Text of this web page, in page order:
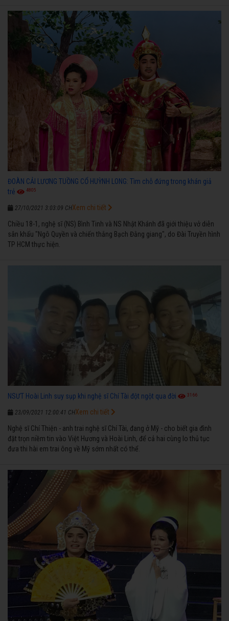
ĐOÀN CẢI LƯƠNG TUỒNG CỔ HUỲNH LONG: Tìm chỗ đứng trong khán giả
trẻ
4805
27/10/2021 3:03:09 CH
Chiều 18-1, nghệ sĩ (NS) Bình Tinh và NS Nhật Khánh đã giới thiệu vở diễn
sân khấu "Ngô Quyền và chiến thắng Bạch Đằng giang", do Đài Truyền hình
TP HCM thực hiện.
Xem chi tiết
NSƯT Hoài Linh suy sụp khi nghệ sĩ Chí Tài đột ngột qua đời 3166
23/09/2021 12:00:41 CH
Nghệ sĩ Chí Thiện - anh trai nghệ sĩ Chí Tài, đang ở Mỹ - cho biết gia đình
đặt trọn niềm tin vào Việt Hương và Hoài Linh, để cả hai cùng lo thủ tục
đưa thi hài em trai ông về Mỹ sớm nhất có thể.
Xem chi tiết